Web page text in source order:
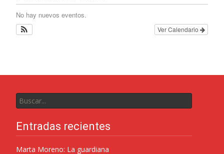
No hay nuevos eventos.
Ver Calendario
Entradas recientes
Marta Moreno: La guardiana